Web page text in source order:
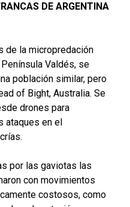
DE ARGENTINA
de la micropredación
Valdés, se
población similar, pero
of Bight, Australia. Se
drones para
ataques en el
por las gaviotas las
con movimientos
costosos, como